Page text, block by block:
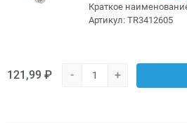
Краткое
Артикул: TR3412605
121,99 ₽ - +